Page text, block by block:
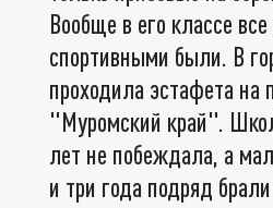
Вообще в его классе все
спортивными были. В
проходила эстафета на
"Муромский край".
лет не побеждала, а
и три года подряд